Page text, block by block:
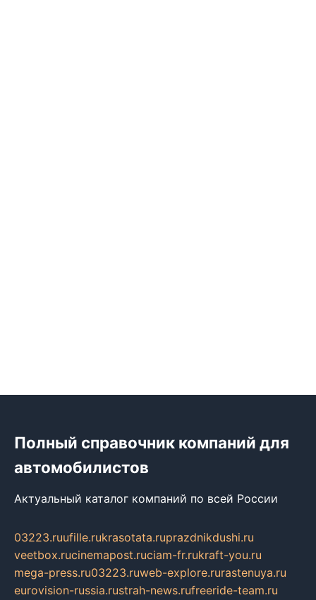
Полный справочник компаний для
автомобилистов
Актуальный каталог компаний по всей России
03223.ruufille.rukrasotata.ruprazdnikdushi.ru
veetbox.rucinemapost.ruciam-fr.rukraft-you.ru
mega-press.ru03223.ruweb-explore.rurastenuya.ru
eurovision-russia.rustrah-news.rufreeride-team.ru